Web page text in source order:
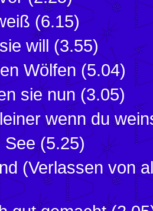
(6.15)
will (3.55)
Wölfen (5.04)
sie nun (3.05)
wenn du
See (5.25)
(Verlassen von